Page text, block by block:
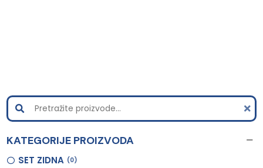
KATEGORIJE PROIZVODA
SET ZIDNA 0